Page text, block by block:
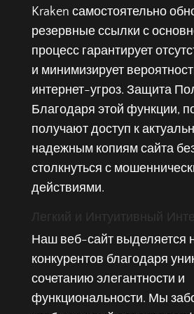
Kraken самостоятельно
резервные ссылки с
процесс гарантирует
и минимизирует
интернет-угроз. Защита
Благодаря этой функции,
получают доступ к
надежным копиям сайта
столкнуться с
действиями.
Легкий и Интуитивный
Наш веб-сайт выделяется
конкурентов благодаря
сочетанию элегантности и
функциональности. Мы